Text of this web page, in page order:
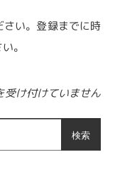
。
カードを作成したば
受け付けていません
検索